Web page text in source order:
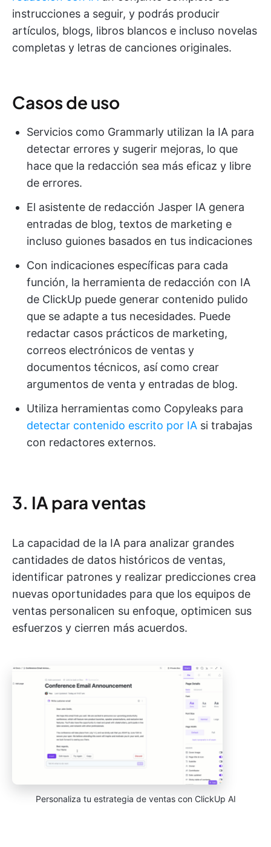
instrucciones a seguir, y podrás producir
artículos, blogs, libros blancos e incluso novelas
completas y letras de canciones originales.
Casos de uso
Servicios como Grammarly utilizan la IA para
detectar errores y sugerir mejoras, lo que
hace que la redacción sea más eficaz y libre
de errores.
El asistente de redacción Jasper IA genera
entradas de blog, textos de marketing e
incluso guiones basados en tus indicaciones
Con indicaciones específicas para cada
función, la herramienta de redacción con IA
de ClickUp puede generar contenido pulido
que se adapte a tus necesidades. Puede
redactar casos prácticos de marketing,
correos electrónicos de ventas y
documentos técnicos, así como crear
argumentos de venta y entradas de blog.
Utiliza herramientas como Copyleaks para
detectar contenido escrito por IA si trabajas
con redactores externos.
3. IA para ventas
La capacidad de la IA para analizar grandes
cantidades de datos históricos de ventas,
identificar patrones y realizar predicciones crea
nuevas oportunidades para que los equipos de
ventas personalicen su enfoque, optimicen sus
esfuerzos y cierren más acuerdos.
Personaliza tu estrategia de ventas con ClickUp AI